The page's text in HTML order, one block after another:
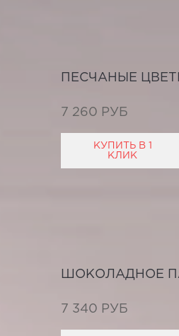
ПЕСЧАНЫЕ
7 260 РУБ
КУПИТЬ В 1
КЛИК
ШОКОЛАДНОЕ
7 340 РУБ